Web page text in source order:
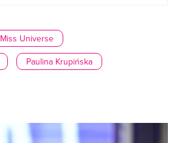
Miss Universe
Paulina Krupińska